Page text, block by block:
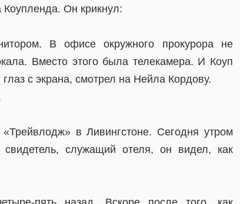
Коупленда. Он крикнул:
В офисе окружного прокурора не
Вместо этого была телекамера. И Коуп
с экрана, смотрел на Нейла Кордову.
в Ливингстоне. Сегодня утром
служащий отеля, он видел, как